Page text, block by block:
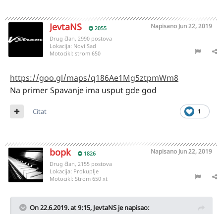
JevtaNS 2055 Napisano Jun 22, 2019
Drug član, 2990 postova
Lokacija: Novi Sad
Motocikl: strom 650
https://goo.gl/maps/q186Ae1Mg5ztpmWm8
Na primer Spavanje ima usput gde god
1
Citat
bopk 1826 Napisano Jun 22, 2019
Drug član, 2155 postova
Lokacija: Prokuplje
Motocikl: Strom 650 xt
On 22.6.2019. at 9:15, JevtaNS je napisao: